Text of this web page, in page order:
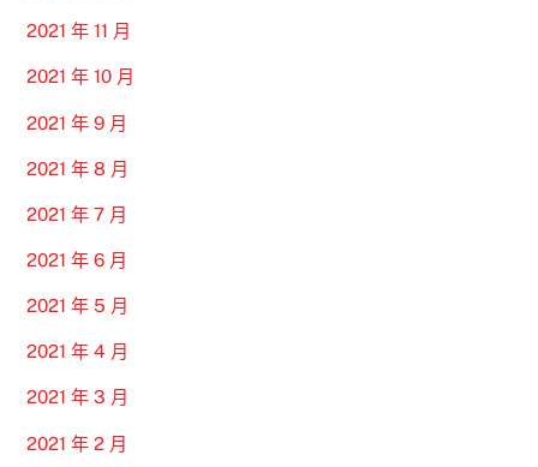
2021 年 11 月
2021 年 10 月
2021 年 9 月
2021 年 8 月
2021 年 7 月
2021 年 6 月
2021 年 5 月
2021 年 4 月
2021 年 3 月
2021 年 2 月